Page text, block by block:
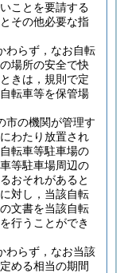
ことを要請する
その他必要な指
わらず，なお自転
場所の安全で快
きは，規則で定
転車等を保管場
市の機関が管理す
わたり放置され
転車等駐車場の
等駐車場周辺の
おそれがあると
対し，当該自転
文書を当該自転
行うことができ
わらず，なお当該
める相当の期間